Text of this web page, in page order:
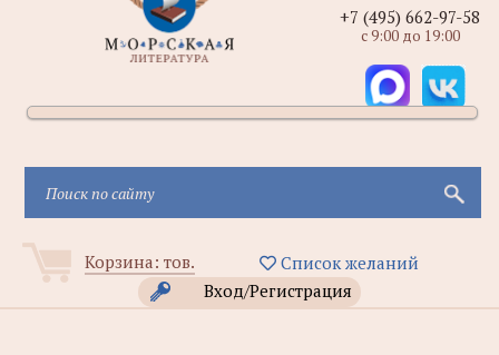
Корзина: тов.
Список желаний
Вход/Регистрация
+7 (495) 662-97-58
с 9:00 до 19:00